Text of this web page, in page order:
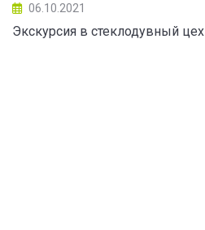
06.10.2021
Экскурсия в стеклодувный цех